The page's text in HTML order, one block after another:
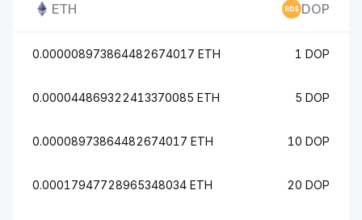
ETH DOP
0.000008973864482674017 ETH 1 DOP
0.000044869322413370085 ETH 5 DOP
0.00008973864482674017 ETH 10 DOP
0.00017947728965348034 ETH 20 DOP